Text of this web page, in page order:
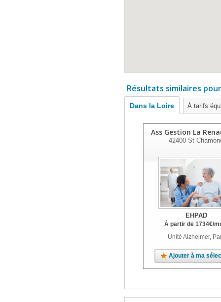
Résultats similaires
Dans la Loire À tarifs
Ass Gestion La
42400 St
EHPAD
À partir de 1734€/
Unité Alzheimer,
Ajouter à ma